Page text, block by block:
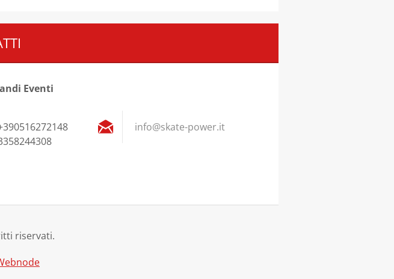
Eventi
info@skate-power.it
riservati.